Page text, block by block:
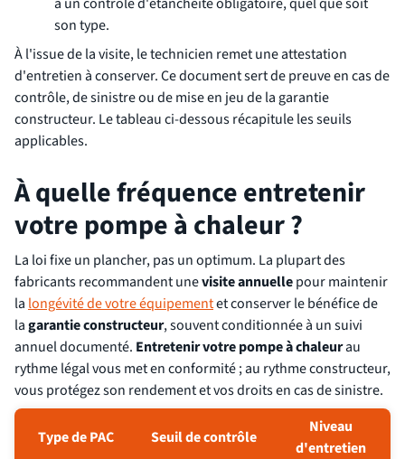
son type.
À l'issue de la visite, le technicien remet une attestation
d'entretien à conserver. Ce document sert de preuve en cas de
contrôle, de sinistre ou de mise en jeu de la garantie
constructeur. Le tableau ci-dessous récapitule les seuils
applicables.
À quelle fréquence entretenir
votre pompe à chaleur ?
La loi fixe un plancher, pas un optimum. La plupart des
fabricants recommandent unevisite annuellepour maintenir
la longévité de votre équipementet conserver le bénéfice de
lagarantie constructeur, souvent conditionnée à un suivi
annuel documenté. Entretenir votre pompe à chaleurau
rythme légal vous met en conformité ; au rythme constructeur,
vous protégez son rendement et vos droits en cas de sinistre.
Type de PAC Seuil de contrôle
Niveau
d'entretien